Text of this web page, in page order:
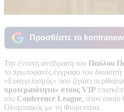
Προσθέστε το
Την έντονη αντίδραση του Παύλου
το πρωτοφανές έγγραφο του
«Ευαγγελισμός» που ζητάει
προτεραιότητα» στους VIP
του Conference League, στον οποίο
Ολυμπιακός με τη Φιορεντίνα.